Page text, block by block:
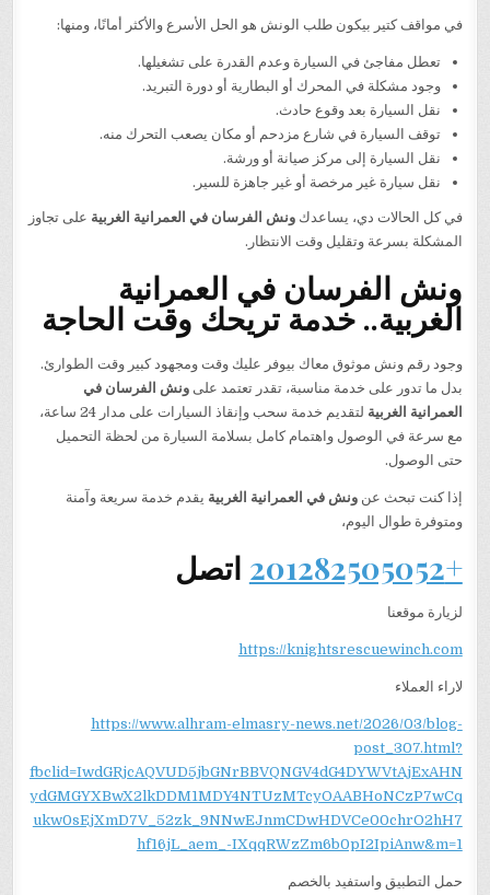
في مواقف كتير بيكون طلب الونش هو الحل الأسرع والأكثر أمانًا، ومنها:
تعطل مفاجئ في السيارة وعدم القدرة على تشغيلها.
وجود مشكلة في المحرك أو البطارية أو دورة التبريد.
نقل السيارة بعد وقوع حادث.
توقف السيارة في شارع مزدحم أو مكان يصعب التحرك منه.
نقل السيارة إلى مركز صيانة أو ورشة.
نقل سيارة غير مرخصة أو غير جاهزة للسير.
في كل الحالات دي، يساعدكونش الفرسان في العمرانية الغربية على تجاوز
المشكلة بسرعة وتقليل وقت الانتظار.
ونش الفرسان في العمرانية
الغربية.. خدمة تريحك وقت الحاجة
وجود رقم ونش موثوق معاك بيوفر عليك وقت ومجهود كبير وقت الطوارئ.
بدل ما تدور على خدمة مناسبة، تقدر تعتمد علىونش الفرسان في
العمرانية الغربية
لتقديم خدمة سحب وإنقاذ السيارات على مدار 24 ساعة،
مع سرعة في الوصول واهتمام كامل بسلامة السيارة من لحظة التحميل
حتى الوصول.
إذا كنت تبحث عنونش في العمرانية الغربية يقدم خدمة سريعة وآمنة
ومتوفرة طوال اليوم،
+201282505052 اتصل
لزيارة موقعنا
https://knightsrescuewinch.com
لاراء العملاء
https://www.alhram-elmasry-news.net/2026/03/blog-
post_307.html?
fbclid=IwdGRjcAQVUD5jbGNrBBVQNGV4dG4DYWVtAjExAHN
ydGMGYXBwX2lkDDM1MDY4NTUzMTcyOAABHoNCzP7wCq
ukw0sEjXmD7V_52zk_9NNwEJnmCDwHDVCe00chrO2hH7
hf16jL_aem_-IXqqRWzZm6b0pI2IpiAnw&m=1
حمل التطبيق واستفيد بالخصم